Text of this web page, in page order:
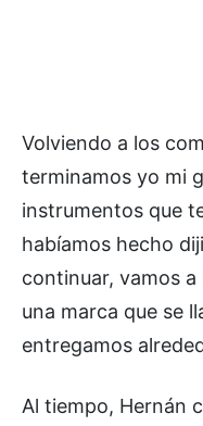
Volviendo a los
terminamos yo mi
instrumentos que
habíamos hecho
continuar, vamos
una marca que se
entregamos
Al tiempo, Hernán